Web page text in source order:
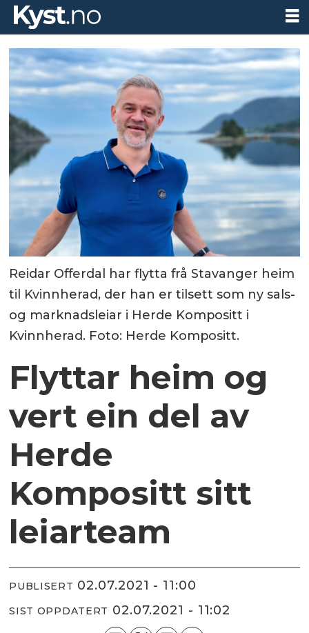
Reidar Offerdal har flytta frå Stavanger heim
til Kvinnherad, der han er tilsett som ny sals-
og marknadsleiar i Herde Kompositt i
Kvinnherad. Foto: Herde Kompositt.
Flyttar heim og
vert ein del av
Herde
Kompositt sitt
leiarteam
PUBLISERT 02.07.2021 - 11:00
SIST OPPDATERT 02.07.2021 - 11:02